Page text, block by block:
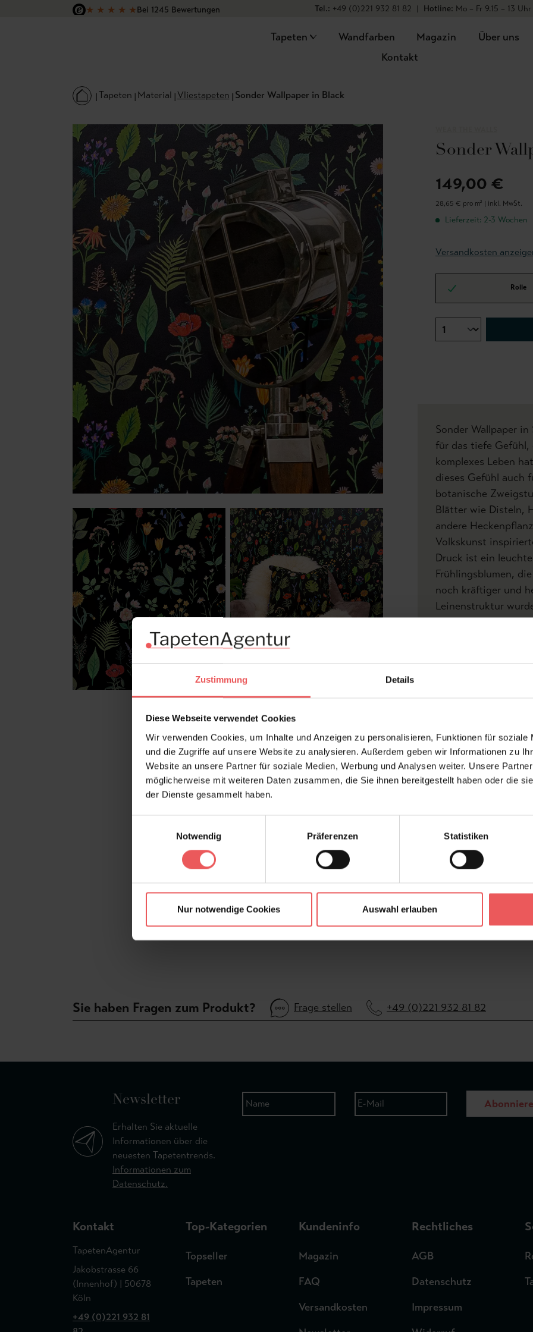
Zustimmung Details
Diese Webseite verwendet Cookies
Wir verwenden Cookies, um Inhalte und Anzeigen zu personalisieren, Funktionen für soziale
und die Zugriffe auf unsere Website zu analysieren. Außerdem geben wir Informationen zu
Website an unsere Partner für soziale Medien, Werbung und Analysen weiter. Unsere
möglicherweise mit weiteren Daten zusammen, die Sie ihnen bereitgestellt haben oder die
der Dienste gesammelt haben.
Notwendig
Präferenzen Statistiken
Nur notwendige Cookies Auswahl erlauben
Hauptinhalt springen
Zur Suche springen
Zur Hauptnavigation springen
★ ★ ★ ★ ★Bei 1245 Bewertungen
Tel.: +49 (0)221 932 81 82 | Hotline: Mo – Fr 9.15 – 13
Tapeten Wandfarben Magazin
Über uns
Kontakt
Tapeten Material Vliestapeten Sonder Wallpaper in Black
Sonder
149,00 €
28,65 € pro m² | inkl. MwSt.
Lieferzeit: 2-3 Wochen
Versandkosten
Rolle
Sonder Wallpaper
für das tiefe Gefühl,
komplexes Leben
dieses Gefühl auch
botanische
Blätter wie Disteln,
andere
Volkskunst
Druck ist ein
Frühlingsblumen,
noch kräftiger und
Leinenstruktur
Tapete ein Gefühl
Versatz:
Hersteller:
Design:
Sie haben Fragen zum Produkt? Frage stellen +49 (0)221 932 81 82
Newsletter
Erhalten Sie aktuelle
Informationen über die
neuesten Tapetentrends.
Informationen zum
Datenschutz.
Kontakt
TapetenAgentur
Jakobstrasse 66
(Innenhof) | 50678
Köln
+49 (0)221 932 81
Top-Kategorien
Topseller
Tapeten
Kundeninfo
Magazin
FAQ
Versandkosten
Rechtliches
AGB
Datenschutz
Impressum